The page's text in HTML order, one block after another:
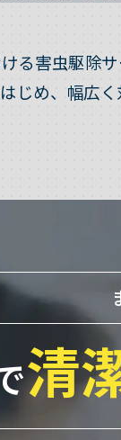
る害虫駆除
じめ、幅広
清